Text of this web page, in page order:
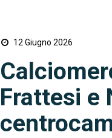
12 Giugno 2026
Frattesi e